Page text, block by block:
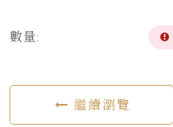
數量:
繼續瀏覽